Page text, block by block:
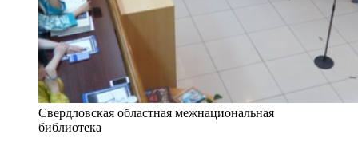
Свердловская областная межнациональная
библиотека